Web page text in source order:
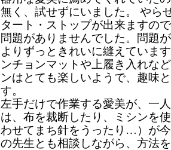
無く、試せずにいました。 やら
タート・ストップが出来ますの
問題がありませんでした。問題
よりずっときれいに縫えていま
ンチョンマットや上履き入れな
ンはとても楽しいようで、趣味
す。
左手だけで作業する愛美が、一
は、布を裁断したり、ミシンを
わせてまち針をうったり…）が
の先生とも相談しながら、方法